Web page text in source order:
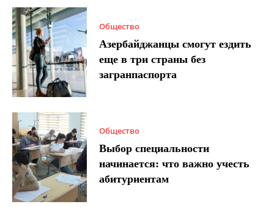
Общество
Азербайджанцы смогут ездить
еще в три страны без
загранпаспорта
Общество
Выбор специальности
начинается: что важно учесть
абитуриентам